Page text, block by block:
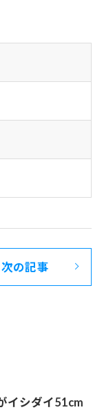
次の記事
イシダイ51cm